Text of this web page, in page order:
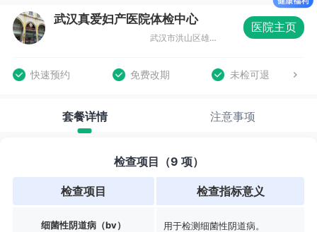
武汉真爱妇产医院体检中心
武汉市洪山区雄楚大道489号
医院主页
快速预约 免费改期 未检可退
套餐详情 注意事项
检查项目（9 项）
检查项目 检查指标意义
细菌性阴道病（bv） 用于检测细菌性阴道病。